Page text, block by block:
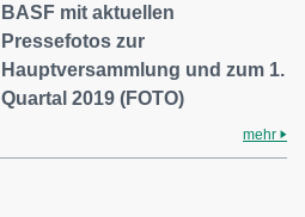
BASF mit aktuellen
Pressefotos zur
Hauptversammlung und zum 1.
Quartal 2019 (FOTO)
mehr